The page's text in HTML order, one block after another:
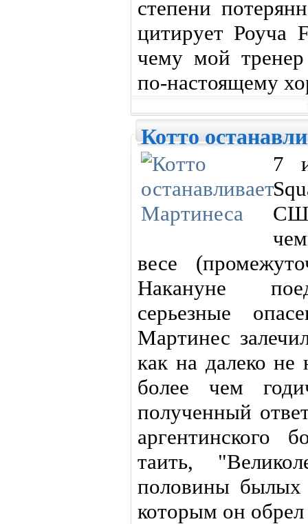
степени
цитирует Роуча
чему мой
по-настоящему
Котто
7
весе
Накануне
серьезные
Мартинес
как на далеко не
более чем
полученный
аргентинского
таить,
половины былых
которым он